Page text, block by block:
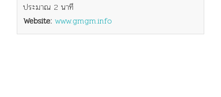
ประมาณ 2 นาที
Website: www.gmgm.info